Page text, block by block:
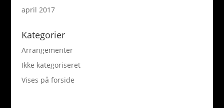
april 2017
Kategorier
Arrangementer
Ikke kategoriseret
Vises på forside